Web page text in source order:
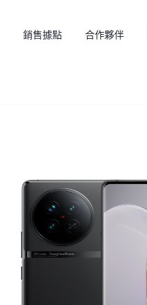
銷售據點 合作夥伴
Y21d 新品